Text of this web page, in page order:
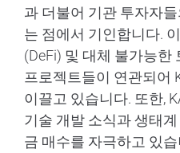
과 더불어 기관 투자자
는 점에서 기인합니다.
(DeFi) 및 대체 불가능한
프로젝트들이 연관되어
이끌고 있습니다. 또한,
기술 개발 소식과 생태
금 매수를 자극하고 있